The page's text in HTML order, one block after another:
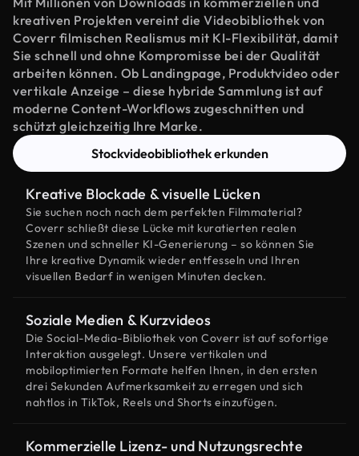
kreativen Projekten vereint die Videobibliothek von
Coverr filmischen Realismus mit KI-Flexibilität, damit
Sie schnell und ohne Kompromisse bei der Qualität
arbeiten können. Ob Landingpage, Produktvideo oder
vertikale Anzeige – diese hybride Sammlung ist auf
moderne Content-Workflows zugeschnitten und
schützt gleichzeitig Ihre Marke.
Stockvideobibliothek erkunden
Kreative Blockade & visuelle Lücken
Sie suchen noch nach dem perfekten Filmmaterial?
Coverr schließt diese Lücke mit kuratierten realen
Szenen und schneller KI-Generierung – so können Sie
Ihre kreative Dynamik wieder entfesseln und Ihren
visuellen Bedarf in wenigen Minuten decken.
Soziale Medien & Kurzvideos
Die Social-Media-Bibliothek von Coverr ist auf sofortige
Interaktion ausgelegt. Unsere vertikalen und
mobiloptimierten Formate helfen Ihnen, in den ersten
drei Sekunden Aufmerksamkeit zu erregen und sich
nahtlos in TikTok, Reels und Shorts einzufügen.
Kommerzielle Lizenz- und Nutzungsrechte